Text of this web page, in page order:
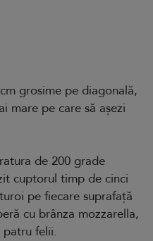
grosime pe diagonală,
mare pe care să așezi
de 200 grade
cuptorul timp de cinci
pe fiecare suprafață
cu brânza mozzarella,
felii.